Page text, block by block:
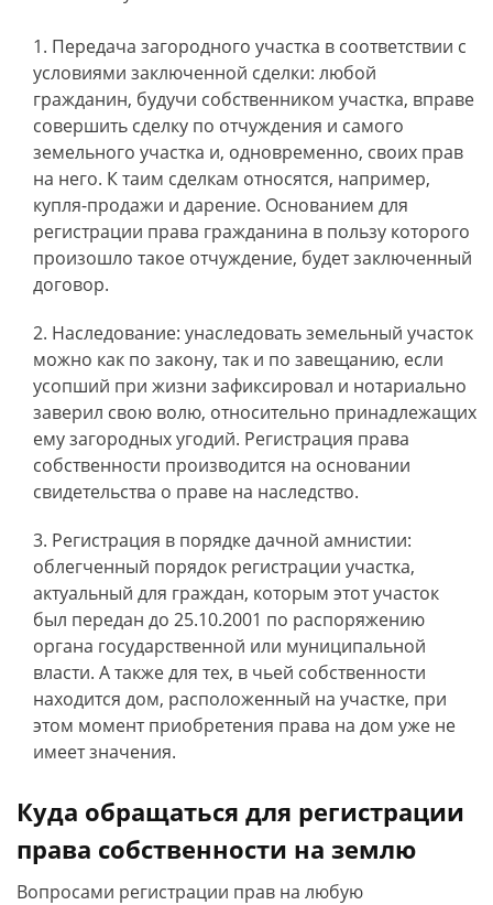
Передача загородного участка в соответствии с
условиями заключенной сделки: любой
гражданин, будучи собственником участка, вправе
совершить сделку по отчуждения и самого
земельного участка и, одновременно, своих прав
на него. К таим сделкам относятся, например,
купля-продажи и дарение. Основанием для
регистрации права гражданина в пользу которого
произошло такое отчуждение, будет заключенный
договор.
Наследование: унаследовать земельный участок
можно как по закону, так и по завещанию, если
усопший при жизни зафиксировал и нотариально
заверил свою волю, относительно принадлежащих
ему загородных угодий. Регистрация права
собственности производится на основании
свидетельства о праве на наследство.
Регистрация в порядке дачной амнистии:
облегченный порядок регистрации участка,
актуальный для граждан, которым этот участок
был передан до 25.10.2001 по распоряжению
органа государственной или муниципальной
власти. А также для тех, в чьей собственности
находится дом, расположенный на участке, при
этом момент приобретения права на дом уже не
имеет значения.
Куда обращаться для регистрации
права собственности на землю
Вопросами регистрации прав на любую